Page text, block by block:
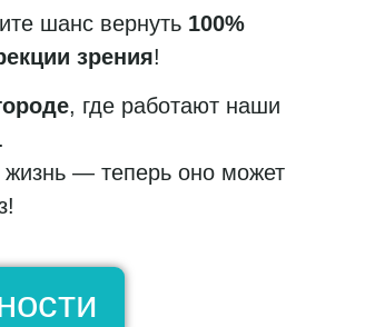
шанс вернуть 100%
зрения!
, где работают наши
— теперь оно может